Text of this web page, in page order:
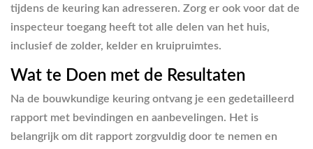
tijdens de keuring kan adresseren. Zorg er ook voor dat de
inspecteur toegang heeft tot alle delen van het huis,
inclusief de zolder, kelder en kruipruimtes.
Wat te Doen met de Resultaten
Na de bouwkundige keuring ontvang je een gedetailleerd
rapport met bevindingen en aanbevelingen. Het is
belangrijk om dit rapport zorgvuldig door te nemen en